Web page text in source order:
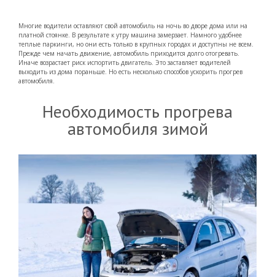
Многие водители оставляют свой автомобиль на ночь во дворе дома или на
платной стоянке. В результате к утру машина замерзает. Намного удобнее
теплые паркинги, но они есть только в крупных городах и доступны не всем.
Прежде чем начать движение, автомобиль приходится долго отогревать.
Иначе возрастает риск испортить двигатель. Это заставляет водителей
выходить из дома пораньше. Но есть несколько способов ускорить прогрев
автомобиля.
Необходимость прогрева
автомобиля зимой